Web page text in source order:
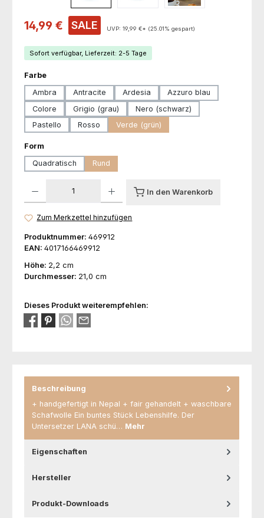
Verkaufspreis:
14,99 € SALE UVP: 19,99 €* (25.01% gespart)
Sofort verfügbar, Lieferzeit: 2-5 Tage
Farbeauswählen
Ambra
Antracite Ardesia
Azzuro blau
Colore
Grigio (grau)
Nero (schwarz)
Pastello
Rosso Verde (grün)
Form
Quadratisch
Rund
In den Warenkorb
Zum Merkzettel hinzufügen
Produktnummer: 469912
EAN: 4017166469912
Höhe: 2,2 cm
Durchmesser: 21,0 cm
Dieses Produkt weiterempfehlen:
Beschreibung
+ handgefertigt in Nepal + fair gehandelt + waschbare
Schafwolle Ein buntes Stück Lebenshilfe. Der
Untersetzer LANA schü… Mehr
Eigenschaften
Hersteller
Produkt-Downloads